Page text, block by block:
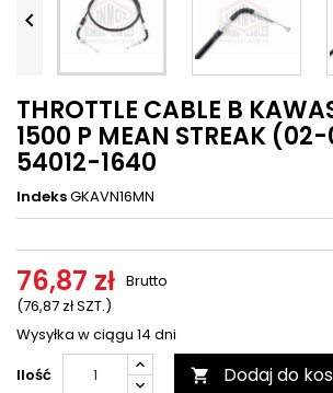


THROTTLE CABLE B
1500 P MEAN STREAK
54012-1640
IndeksGKAVN16MN
76,87 zł
(76,87 zł SZT.)
Brutto
Wysyłka w ciągu 14 dni
Ilość
 Dodaj do